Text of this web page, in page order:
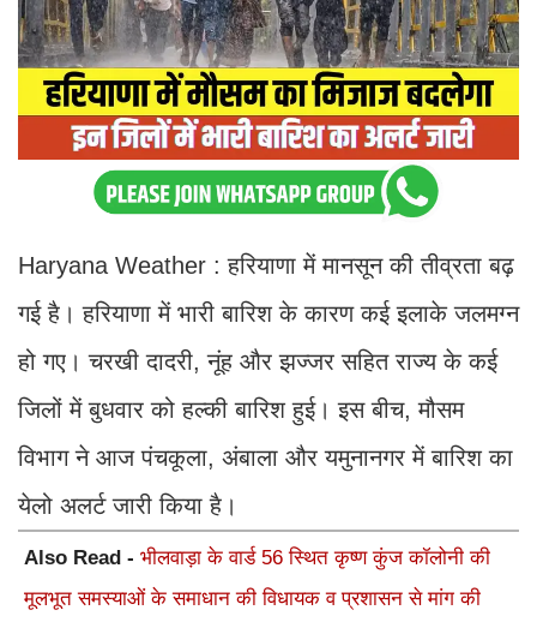
Haryana Weather : हरियाणा में मानसून की तीव्रता बढ़
गई है। हरियाणा में भारी बारिश के कारण कई इलाके जलमग्न
हो गए। चरखी दादरी, नूंह और झज्जर सहित राज्य के कई
जिलों में बुधवार को हल्की बारिश हुई। इस बीच, मौसम
विभाग ने आज पंचकूला, अंबाला और यमुनानगर में बारिश का
येलो अलर्ट जारी किया है।
Also Read - भीलवाड़ा के वार्ड 56 स्थित कृष्ण कुंज कॉलोनी की
मूलभूत समस्याओं के समाधान की विधायक व प्रशासन से मांग की